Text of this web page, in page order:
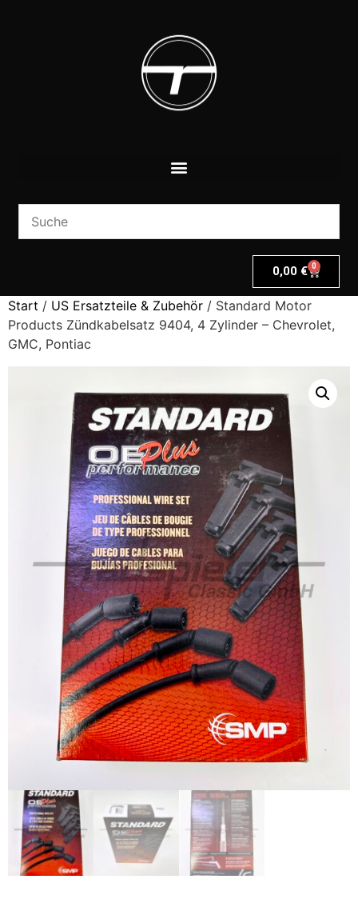
0,00 € 0
Start / US Ersatzteile & Zubehör / Standard Motor
Products Zündkabelsatz 9404, 4 Zylinder – Chevrolet,
GMC, Pontiac